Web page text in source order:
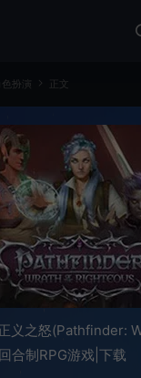
色扮演 正文
义之怒(Pathfinder:
合制RPG游戏|下载